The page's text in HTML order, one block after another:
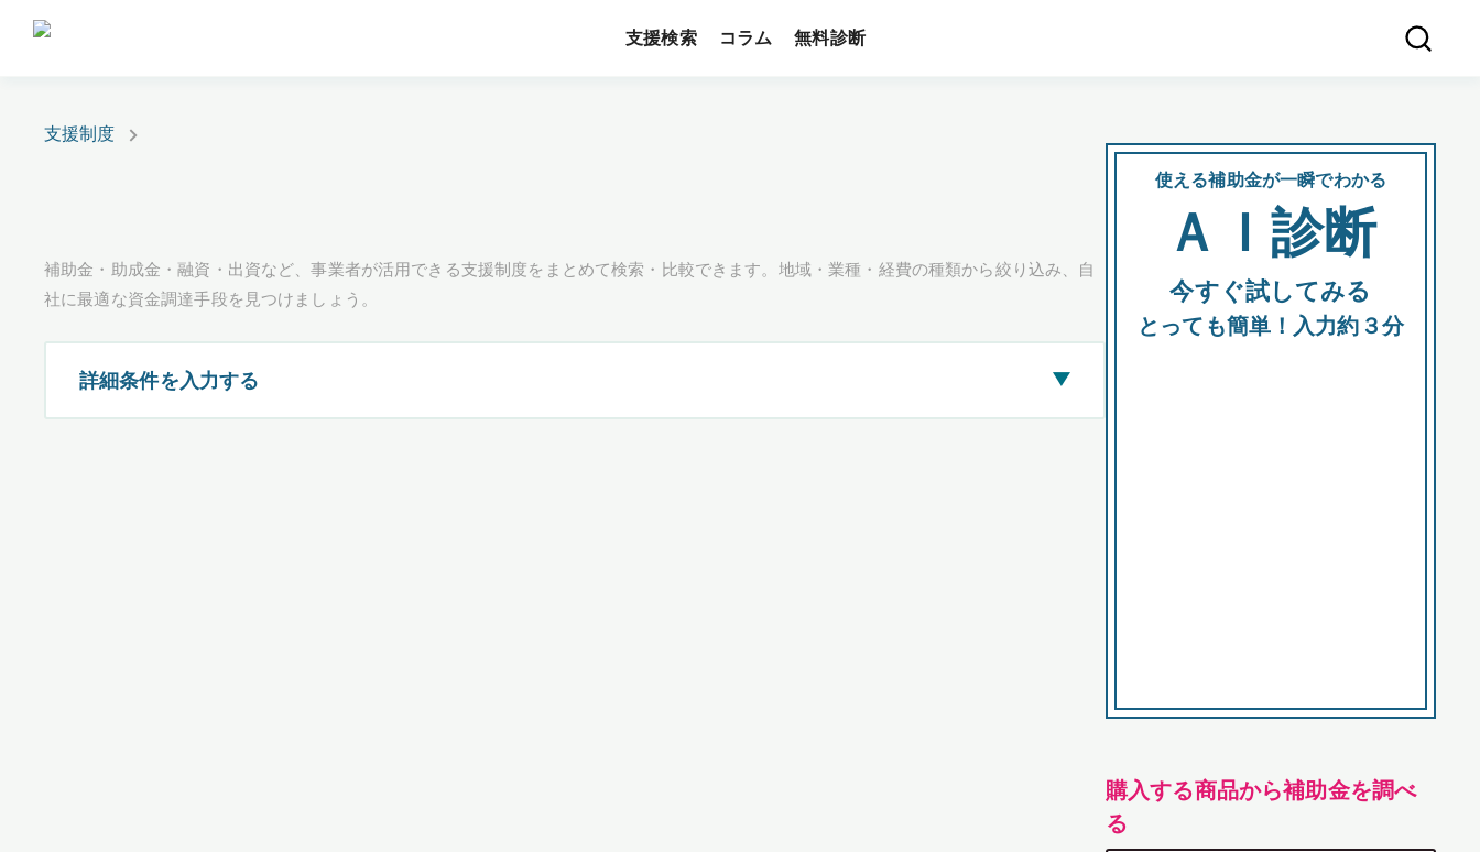
支援検索 コラム 無料診断
支援制度
補助金・助成金・融資・出資など、事業者が活用できる支援制度をまとめて検索・比較できます。地域・業種・経費の種類から絞り込み、自
社に最適な資金調達手段を見つけましょう。
詳細条件を入力する ▶
使える補助金が一瞬でわかる
ＡＩ診断
今すぐ試してみる
とっても簡単！入力約３分
購入する商品から補助金を調べ
る